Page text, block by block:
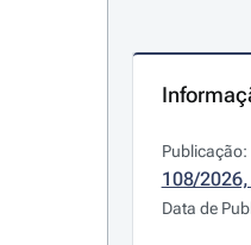
Publicação:
108/
Data de